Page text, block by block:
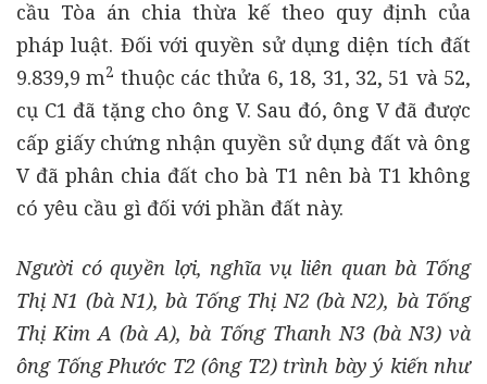
cầu Tòa án chia thừa kế theo quy định của
pháp luật. Đối với quyền sử dụng diện tích đất
9.839,9 m2 thuộc các thửa 6, 18, 31, 32, 51 và 52,
cụ C1 đã tặng cho ông V. Sau đó, ông V đã được
cấp giấy chứng nhận quyền sử dụng đất và ông
V đã phân chia đất cho bà T1 nên bà T1 không
có yêu cầu gì đối với phần đất này.
Người có quyền lợi, nghĩa vụ liên quan bà Tống
Thị N1 (bà N1), bà Tống Thị N2 (bà N2), bà Tống
Thị Kim A (bà A), bà Tống Thanh N3 (bà N3) và
ông Tống Phước T2 (ông T2) trình bày ý kiến như